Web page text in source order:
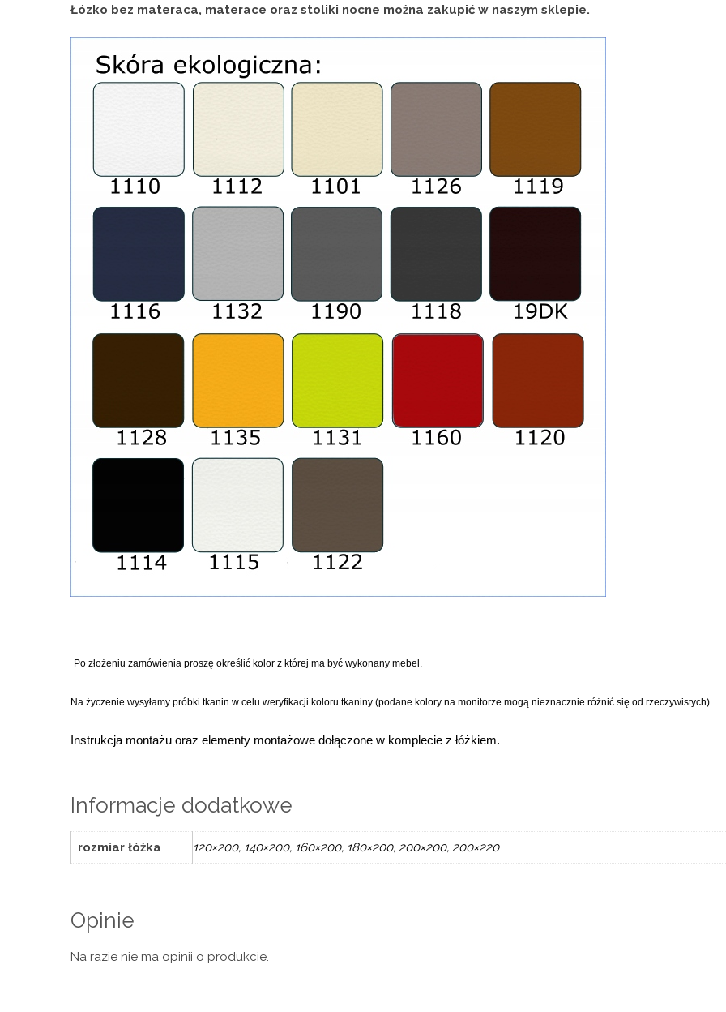
Łózko bez materaca, materace oraz stoliki nocne można zakupić w naszym sklepie.
Po złożeniu zamówienia proszę określić kolor z której ma być wykonany mebel.
Na życzenie wysyłamy próbki tkanin w celu weryfikacji koloru tkaniny (podane kolory na monitorze mogą nieznacznie różnić się od rzeczywistych).
Instrukcja montażu oraz elementy montażowe dołączone w komplecie z łóżkiem.
Informacje dodatkowe
rozmiar łóżka 120×200, 140×200, 160×200, 180×200, 200×200, 200×220
Opinie
Na razie nie ma opinii o produkcie.